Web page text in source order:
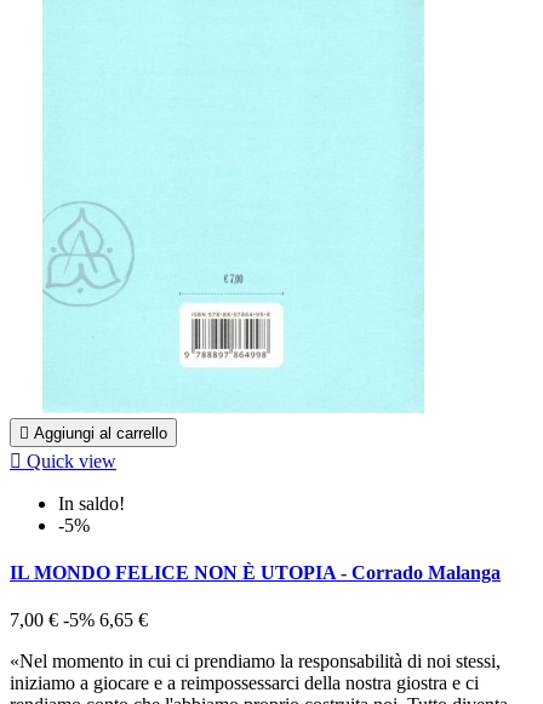
 Aggiungi al carrello
 Quick view
In saldo!
-5%
IL MONDO FELICE NON È UTOPIA - Corrado Malanga
7,00 € -5% 6,65 €
«Nel momento in cui ci prendiamo la responsabilità di noi stessi,
iniziamo a giocare e a reimpossessarci della nostra giostra e ci